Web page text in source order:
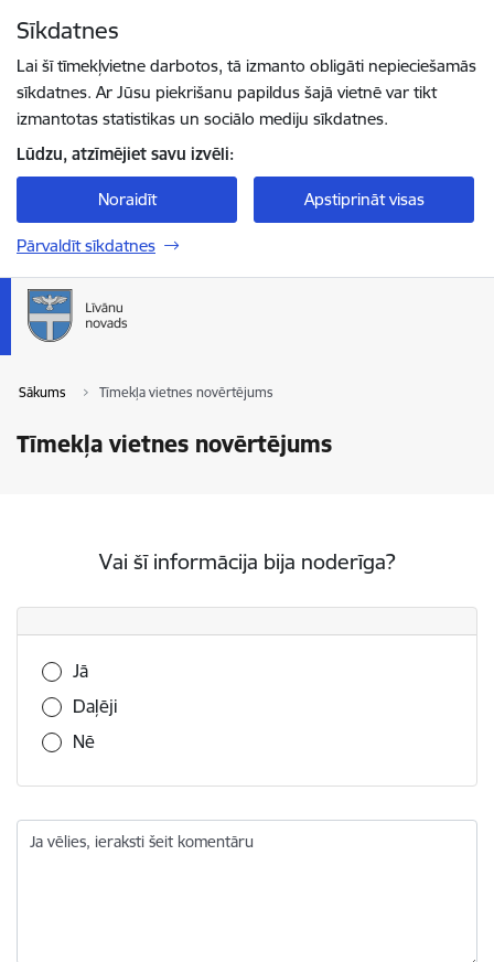
Sīkdatnes
Lai šī tīmekļvietne darbotos, tā izmanto obligāti nepieciešamās
sīkdatnes. Ar Jūsu piekrišanu papildus šajā vietnē var tikt
izmantotas statistikas un sociālo mediju sīkdatnes.
Lūdzu, atzīmējiet savu izvēli:
Noraidīt Apstiprināt visas
Pārvaldīt sīkdatnes
Sākums Tīmekļa vietnes novērtējums
Tīmekļa vietnes novērtējums
Vai šī informācija bija noderīga?
Vai šī informācija bija noderīga?
Jā
Daļēji
Nē
Ja vēlies, ieraksti šeit komentāru